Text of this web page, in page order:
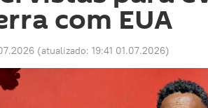
com EUA
(atualizado: 19:41 01.07.2026)